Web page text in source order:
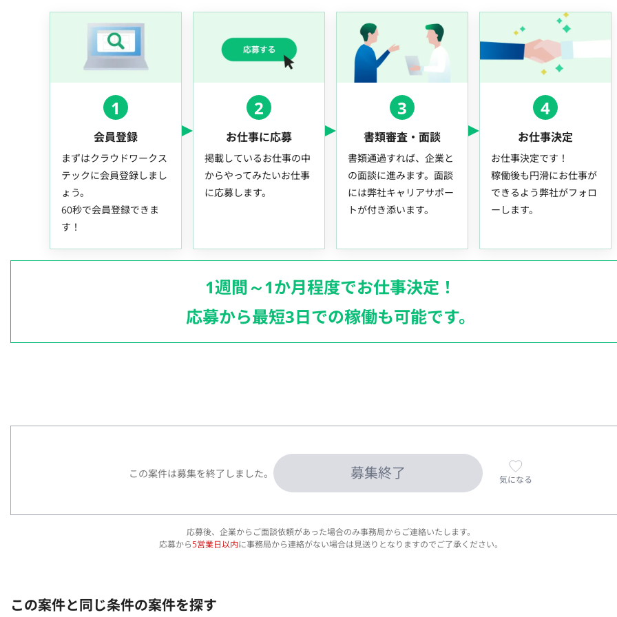
1
会員登録
まずはクラウドワークス
テックに会員登録しまし
ょう。
60秒で会員登録できま
す！
2
お仕事に応募
掲載しているお仕事の中
からやってみたいお仕事
に応募します。
3
書類審査・面談
書類通過すれば、企業と
の面談に進みます。面談
には弊社キャリアサポー
トが付き添います。
4
お仕事決定
お仕事決定です！
稼働後も円滑にお仕事が
できるよう弊社がフォロ
ーします。
1週間～1か月程度でお仕事決定！
応募から最短3日での稼働も可能です。
この案件は募集を終了しました。 募集終了 気になる
応募後、企業からご面談依頼があった場合のみ事務局からご連絡いたします。
応募から5営業日以内に事務局から連絡がない場合は見送りとなりますのでご了承ください。
この案件と同じ条件の案件を探す